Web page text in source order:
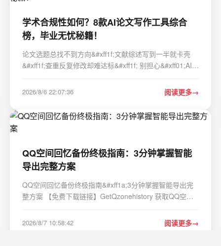
学术合规性如何？8款AI论文写作工具综合
榜，毕业无忧秘籍！
论文选题总找不到方向&#xff1f;文献综述写到一半就卡壳
&#xff1f;查重反复修改却难达标&#xff1f; 别担心&#xff01;AI论
范性、内容逻辑性、查重合规性、使用便捷性四大维度
2026/8/6 22:07:36 阅读更多
QQ空间回忆备份终极指南：3分钟掌握智能
导出完整方案
QQ空间回忆备份终极指南&#xff1a;3分钟掌握智能导出完
整方案 【免费下载链接】GetQzonehistory 获取QQ空间
https://gitcode.com/GitHub_Trending/ge/GetQzonehistory
你是否曾担心那些记录青春时光的QQ空间说说会随着时间
2026/8/7 10:58:42 阅读更多